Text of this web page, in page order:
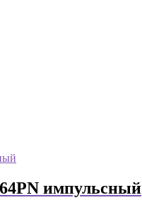
импульсный